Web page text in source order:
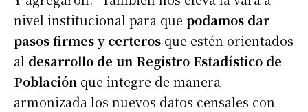
nivel institucional para que podamos dar
pasos firmes y certeros que estén orientados
al desarrollo de un Registro Estadístico de
Población que integre de manera
armonizada los nuevos datos censales con